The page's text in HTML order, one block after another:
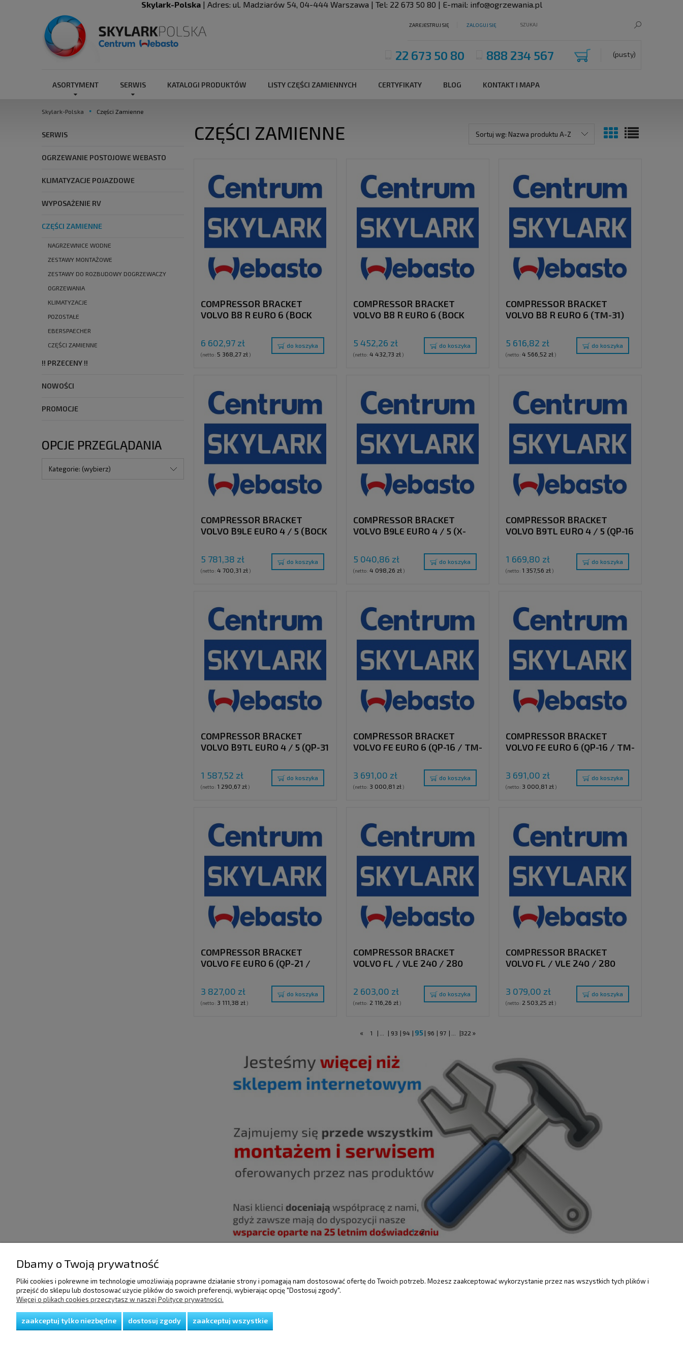
Skylark-Polska| Adres: ul. Madziarów 54, 04-444 Warszawa | Tel: 22 673 50 80 | E-mail: info@ogrzewania.pl
ZAREJESTRUJ SIĘ ZALOGUJ SIĘ
(pusty)
22 673 50 80 888 234 567
ASORTYMENT SERWIS KATALOGI PRODUKTÓW LISTY CZĘŚCI ZAMIENNYCH CERTYFIKATY BLOG KONTAKT I MAPA
Skylark-Polska Części Zamienne
SERWIS
OGRZEWANIE POSTOJOWE WEBASTO
KLIMATYZACJE POJAZDOWE
WYPOSAŻENIE RV
CZĘŚCI ZAMIENNE
NAGRZEWNICE WODNE
ZESTAWY MONTAŻOWE
ZESTAWY DO ROZBUDOWY DOGRZEWACZY
OGRZEWANIA
KLIMATYZACJE
POZOSTAŁE
EBERSPAECHER
CZĘŚCI ZAMIENNE
!! PRZECENY !!
NOWOŚCI
PROMOCJE
OPCJE PRZEGLĄDANIA
Kategorie: (wybierz)
CZĘŚCI ZAMIENNE Sortuj wg: Nazwa produktu A-Z
COMPRESSOR BRACKET
VOLVO B8 R EURO 6 (BOCK
ALTERNATOR)
6 602,97 zł
(netto: 5 368,27 zł)
do koszyka
COMPRESSOR BRACKET
VOLVO B8 R EURO 6 (BOCK
5 452,26 zł
(netto: 4 432,73 zł)
do koszyka
COMPRESSOR BRACKET
VOLVO B8 R EURO 6 (TM-31)
5 616,82 zł
(netto: 4 566,52 zł)
do koszyka
COMPRESSOR BRACKET
VOLVO B9LE EURO 4 / 5 (BOCK
5 781,38 zł
(netto: 4 700,31 zł)
do koszyka
COMPRESSOR BRACKET
VOLVO B9LE EURO 4 / 5 (X-
5 040,86 zł
(netto: 4 098,26 zł)
do koszyka
COMPRESSOR BRACKET
VOLVO B9TL EURO 4 / 5 (QP-16
1 669,80 zł
(netto: 1 357,56 zł)
do koszyka
COMPRESSOR BRACKET
VOLVO B9TL EURO 4 / 5 (QP-31
1 587,52 zł
(netto: 1 290,67 zł)
do koszyka
COMPRESSOR BRACKET
VOLVO FE EURO 6 (QP-16 / TM-
3 691,00 zł
(netto: 3 000,81 zł)
do koszyka
COMPRESSOR BRACKET
VOLVO FE EURO 6 (QP-16 / TM-
3 691,00 zł
(netto: 3 000,81 zł)
do koszyka
COMPRESSOR BRACKET
VOLVO FE EURO 6 (QP-21 /
3 827,00 zł
(netto: 3 111,38 zł)
do koszyka
COMPRESSOR BRACKET
VOLVO FL / VLE 240 / 280
(WITH AND WITHOUT A/C)
2 603,00 zł
(netto: 2 116,26 zł)
do koszyka
COMPRESSOR BRACKET
VOLVO FL / VLE 240 / 280
(WITH AND WITHOUT A/C)
3 079,00 zł
(netto: 2 503,25 zł)
do koszyka
« 1 | | 93 | 94 | 95 | 96 | 97 | |322 »
1 2
POMOC
Regulamin
DOSTAWA I PŁATNOŚCI
Raty/Leasing
Koszty dostawy
Czas realizacji zamówień
MOJE KONTO GWARANCJA I ZWROTY O FIRMIE
Dbamy o Twoją prywatność
Pliki cookies i pokrewne im technologie umożliwiają poprawne działanie strony i pomagają nam dostosować ofertę do Twoich potrzeb. Możesz zaakceptować wykorzystanie przez nas wszystkich tych plików i
przejść do sklepu lub dostosować użycie plików do swoich preferencji, wybierając opcję "Dostosuj zgody".
Więcej o plikach cookies przeczytasz w naszej Polityce prywatności.
zaakceptuj tylko niezbędne dostosuj zgody zaakceptuj wszystkie